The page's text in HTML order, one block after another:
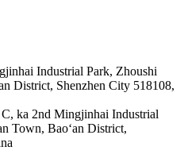
Industrial Park, Zhoushi
District, Shenzhen City 518108,
ka 2nd Mingjinhai Industrial
Town, Baoʻan District,